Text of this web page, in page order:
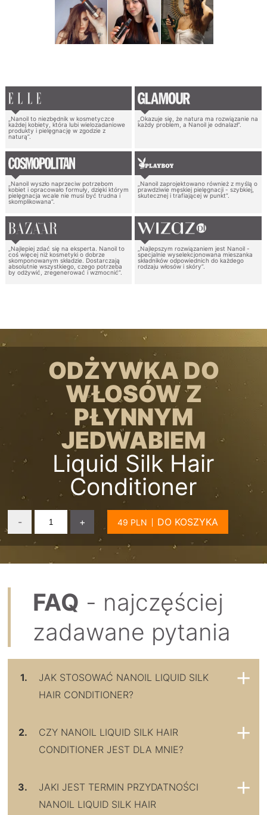
„Nanoil to niezbędnik w kosmetyczce
każdej kobiety, która lubi wielozadaniowe
produkty i pielęgnację w zgodzie z
naturą”.
„Okazuje się, że natura ma rozwiązanie na
każdy problem, a Nanoil je odnalazł”.
„Nanoil wyszło naprzeciw potrzebom
kobiet i opracowało formuły, dzięki którym
pielęgnacja wcale nie musi być trudna i
skomplikowana”.
„Nanoil zaprojektowano również z myślą o
prawdziwie męskiej pielęgnacji - szybkiej,
skutecznej i trafiającej w punkt”.
„Najlepiej zdać się na eksperta. Nanoil to
coś więcej niż kosmetyki o dobrze
skomponowanym składzie. Dostarczają
absolutnie wszystkiego, czego potrzeba
by odżywić, zregenerować i wzmocnić”.
„Najlepszym rozwiązaniem jest Nanoil -
specjalnie wyselekcjonowana mieszanka
składników odpowiednich do każdego
rodzaju włosów i skóry”.
ODŻYWKA DO
WŁOSÓW Z
PŁYNNYM
JEDWABIEM
Liquid Silk Hair
Conditioner
- + DO KOSZYKA
FAQ - najczęściej
zadawane pytania
1.
JAK STOSOWAĆ NANOIL LIQUID SILK
HAIR CONDITIONER?
2.
CZY NANOIL LIQUID SILK HAIR
CONDITIONER JEST DLA MNIE?
3.
JAKI JEST TERMIN PRZYDATNOŚCI
NANOIL LIQUID SILK HAIR